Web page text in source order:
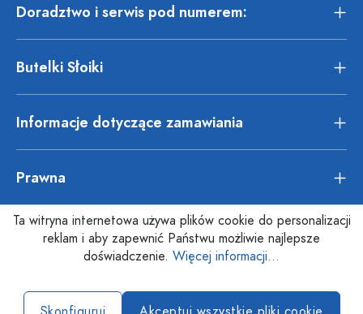
Doradztwo i serwis pod numerem:
Butelki Słoiki
Informacje dotyczące zamawiania
Prawna
Ta witryna internetowa używa plików cookie do personalizacji
reklam i aby zapewnić Państwu możliwie najlepsze
doświadczenie. Więcej informacji...